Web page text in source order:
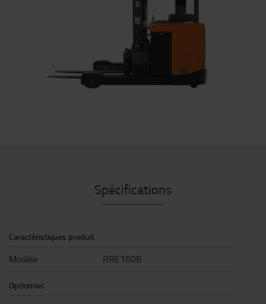
Spécifications
Caractéristiques produit
Modèle RRE160B
Optionnel